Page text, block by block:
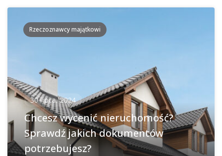
Rzeczoznawcy majątkowi
30 lipca, 2024
Chcesz wycenić nieruchomość?
Sprawdź jakich dokumentów
potrzebujesz?